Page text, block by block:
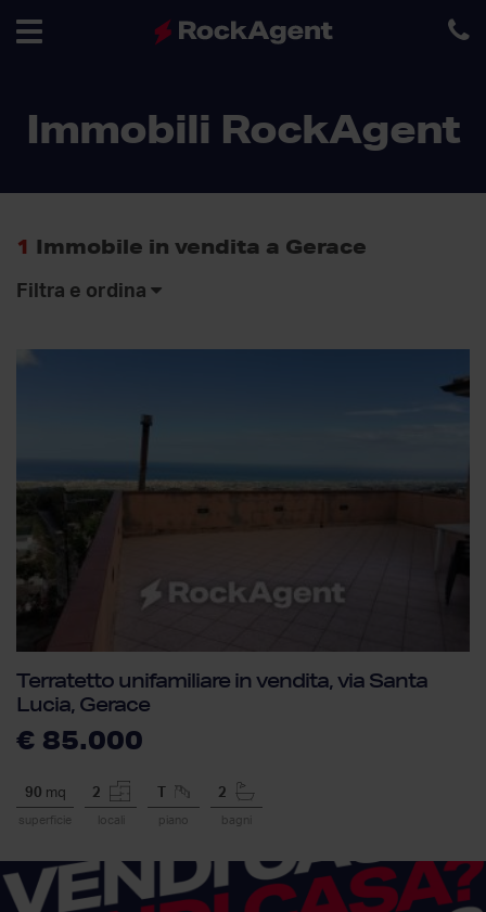
navigation
Immobili RockAgent
1 Immobile in vendita a Gerace
Filtra e ordina
Terratetto unifamiliare in vendita, via Santa
Lucia, Gerace
€ 85.000
90 mq
superficie
2
locali piano
2
bagni